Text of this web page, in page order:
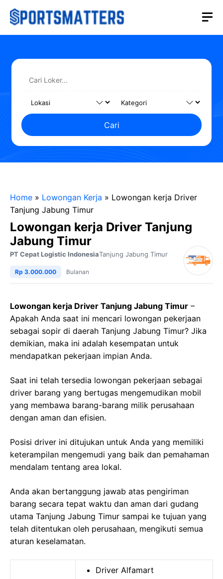
Langsung
Cari
Home » Lowongan Kerja » Lowongan kerja Driver
Tanjung Jabung Timur
Lowongan kerja Driver Tanjung
Jabung Timur
PT Cepat Logistic IndonesiaTanjung Jabung Timur
Rp 3.000.000 Bulanan
Lowongan kerja Driver Tanjung Jabung Timur –
Apakah Anda saat ini mencari lowongan pekerjaan
sebagai sopir di daerah Tanjung Jabung Timur? Jika
demikian, maka ini adalah kesempatan untuk
mendapatkan pekerjaan impian Anda.
Saat ini telah tersedia lowongan pekerjaan sebagai
driver barang yang bertugas mengemudikan mobil
yang membawa barang-barang milik perusahaan
dengan aman dan efisien.
Posisi driver ini ditujukan untuk Anda yang memiliki
keterampilan mengemudi yang baik dan pemahaman
mendalam tentang area lokal.
Anda akan bertanggung jawab atas pengiriman
barang secara tepat waktu dan aman dari gudang
utama Tanjung Jabung Timur sampai ke tujuan yang
telah ditentukan oleh perusahaan, mengikuti semua
aturan keselamatan.
Driver Alfamart